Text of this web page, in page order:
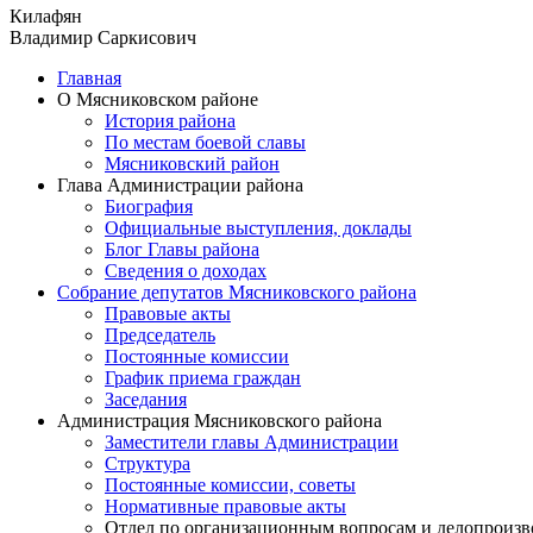
Килафян
Владимир Саркисович
Главная
О Мясниковском районе
История района
По местам боевой славы
Мясниковский район
Глава Администрации района
Биография
Официальные выступления, доклады
Блог Главы района
Сведения о доходах
Собрание депутатов Мясниковского района
Правовые акты
Председатель
Постоянные комиссии
График приема граждан
Заседания
Администрация Мясниковского района
Заместители главы Администрации
Структура
Постоянные комиссии, советы
Нормативные правовые акты
Отдел по организационным вопросам и